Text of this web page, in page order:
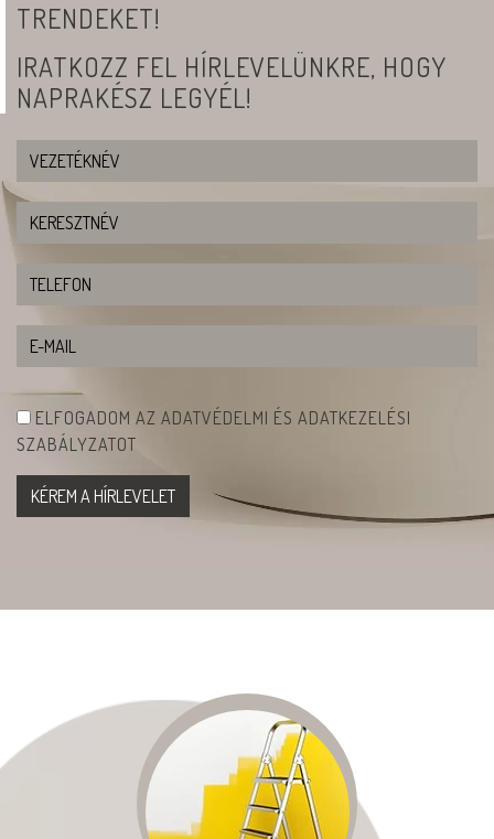
TRENDEKET!
IRATKOZZ FEL HÍRLEVELÜNKRE, HOGY
NAPRAKÉSZ LEGYÉL!
ELFOGADOM AZ ADATVÉDELMI ÉS ADATKEZELÉSI
SZABÁLYZATOT